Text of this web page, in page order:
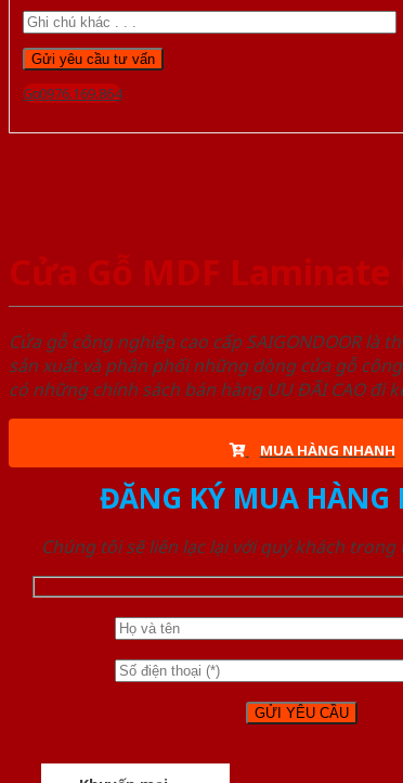
Gọi 0976.169.864
Cửa Gỗ MDF Laminate
Cửa gỗ công nghiệp cao cấp SAIGONDOOR
sản xuất và phân phối những dòng cửa gỗ
có những chính sách bán hàng ƯU ĐÃI CAO đi
MUA HÀNG NHANH
ĐĂNG KÝ MUA HÀNG
Chúng tôi sẽ liên lạc lại với quý khách